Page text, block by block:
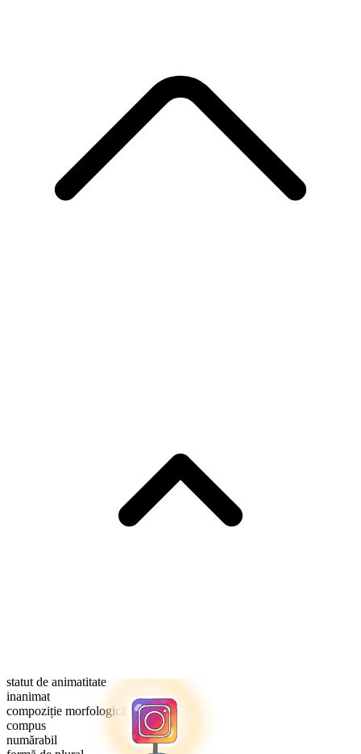
statut de animatitate
inanimat
compoziție morfologică
compus
numărabil